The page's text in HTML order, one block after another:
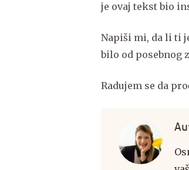
je ovaj tekst bio
Napiši mi, da li ti
bilo od posebnog
Radujem se da